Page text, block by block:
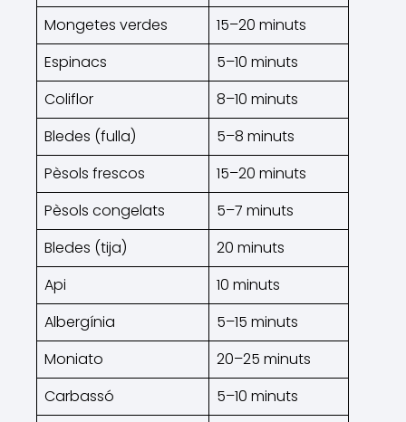
Mongetes verdes
15–20 minuts
Espinacs
5–10 minuts
Coliflor
8–10 minuts
Bledes (fulla)
5–8 minuts
Pèsols frescos
15–20 minuts
Pèsols congelats
5–7 minuts
Bledes (tija)
20 minuts
Api
10 minuts
Albergínia
5–15 minuts
Moniato
20–25 minuts
Carbassó
5–10 minuts